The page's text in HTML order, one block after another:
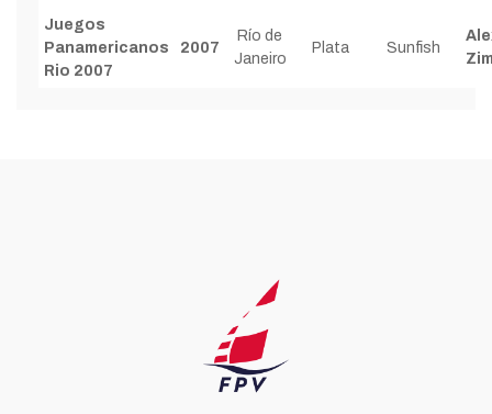
Juegos
Panamericanos
Rio 2007
2007
Río de
Janeiro
Plata Sunfish